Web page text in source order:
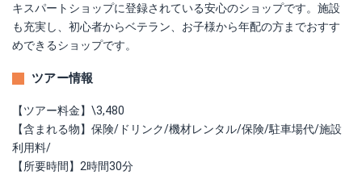
キスパートショップに登録されている安心のショップです。施設
も充実し、初心者からベテラン、お子様から年配の方までおすす
めできるショップです。
ツアー情報
【ツアー料金】\3,480
【含まれる物】保険/ドリンク/機材レンタル/保険/駐車場代/施設
利用料/
【所要時間】2時間30分